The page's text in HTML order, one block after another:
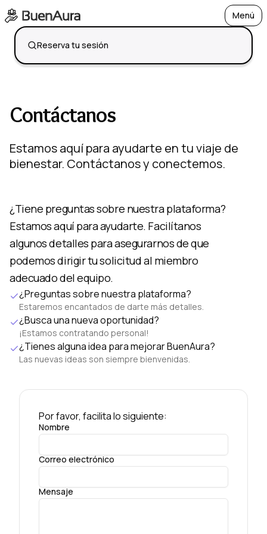
MenúOpen
Reserva tu sesión
Contáctanos
Estamos aquí para ayudarte en tu viaje de
bienestar. Contáctanos y conectemos.
¿Tiene preguntas sobre nuestra plataforma?
Estamos aquí para ayudarte. Facilítanos
algunos detalles para asegurarnos de que
podemos dirigir tu solicitud al miembro
adecuado del equipo.
¿Preguntas sobre nuestra plataforma?
Estaremos encantados de darte más detalles.
¿Busca una nueva oportunidad?
¡Estamos contratando personal!
¿Tienes alguna idea para mejorar BuenAura?
Las nuevas ideas son siempre bienvenidas.
Por favor, facilita lo siguiente:
Nombre
Correo electrónico
Mensaje